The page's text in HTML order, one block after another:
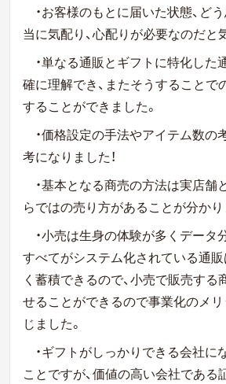
・お客様のもとに届いた状態、ど
当に気配り、心配りが必要なのだと
・単なる通販とギフトに特化した
確に理解でき、またそうすることで
することができました。
・価格設定の手法やアイテム数の
考になりました！
・基本となる商売の方法は実店舗
らではの売り方があることが分かり
・小売は生身の体験が多くデータ
すべてがシステム化されている通
く蓄積できるので、小売で販売す
せることができるので事業化のメ
じました。
・ギフトがしっかりできる会社に
ことですが、価値の高い会社である